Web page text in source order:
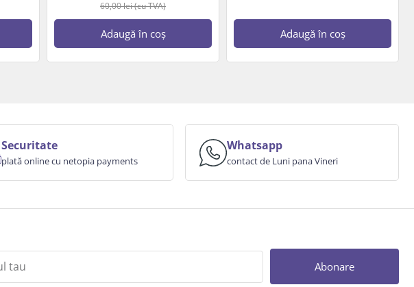
60,00lei(cu TVA)
Adaugă în coș Adaugă în coș
Securitate
plată online cu netopia payments
Whatsapp
contact de Luni pana Vineri
Abonare